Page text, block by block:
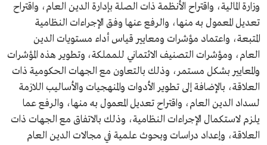
وزارة المالية، واقتراح الأنظمة ذات الصلة بإدارة الدين العام، واقتراح
تعديل المعمول به منها، والرفع عنها وفق الإجراءات النظامية
المتبعة، واعتماد مؤشرات ومعايير قياس أداء مستويات الدين
العام، ومؤشرات التصنيف الائتماني للمملكة، وتطوير هذه المؤشرات
والمعايير بشكل مستمر، وذلك بالتعاون مع الجهات الحكومية ذات
العلاقة، بالإضافة إلى تطوير الأدوات والمنهجيات والأساليب اللازمة
لسداد الدين العام، واقتراح تعديل المعمول به منها، والرفع عما
يلزم لاستكمال الإجراءات النظامية، وذلك بالاتفاق مع الجهات ذات
العلاقة، وإعداد دراسات وبحوث علمية في مجالات الدين العام